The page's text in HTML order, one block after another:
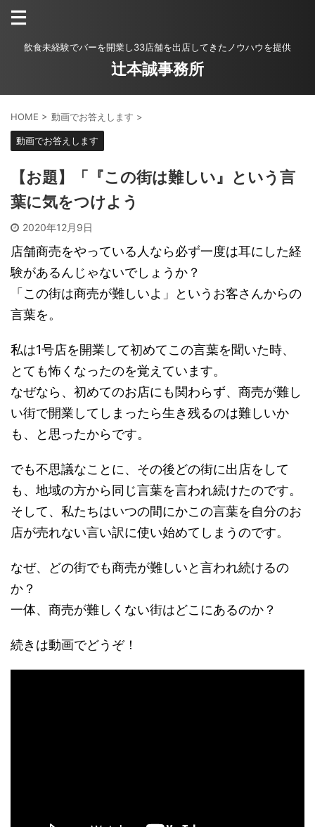
飲食未経験でバーを開業し33店舗を出店してきたノウハウを提供
辻本誠事務所
HOME > 動画でお答えします >
動画でお答えします
【お題】「『この街は難しい』という言
葉に気をつけよう
2020年12月9日
店舗商売をやっている人なら必ず一度は耳にした経
験があるんじゃないでしょうか？
「この街は商売が難しいよ」というお客さんからの
言葉を。
私は1号店を開業して初めてこの言葉を聞いた時、
とても怖くなったのを覚えています。
なぜなら、初めてのお店にも関わらず、商売が難し
い街で開業してしまったら生き残るのは難しいか
も、と思ったからです。
でも不思議なことに、その後どの街に出店をして
も、地域の方から同じ言葉を言われ続けたのです。
そして、私たちはいつの間にかこの言葉を自分のお
店が売れない言い訳に使い始めてしまうのです。
なぜ、どの街でも商売が難しいと言われ続けるの
か？
一体、商売が難しくない街はどこにあるのか？
続きは動画でどうぞ！